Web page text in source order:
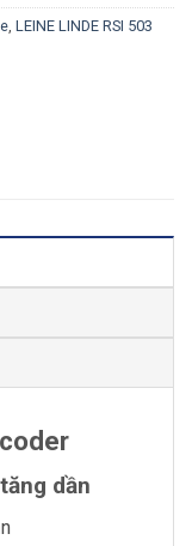
, LEINE LINDE RSI 503
dần